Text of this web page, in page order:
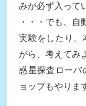
みが必ず入って
・・・でも、自
実験をしたり、
がら、考えてみ
惑星探査ローバ
ョップもやりま